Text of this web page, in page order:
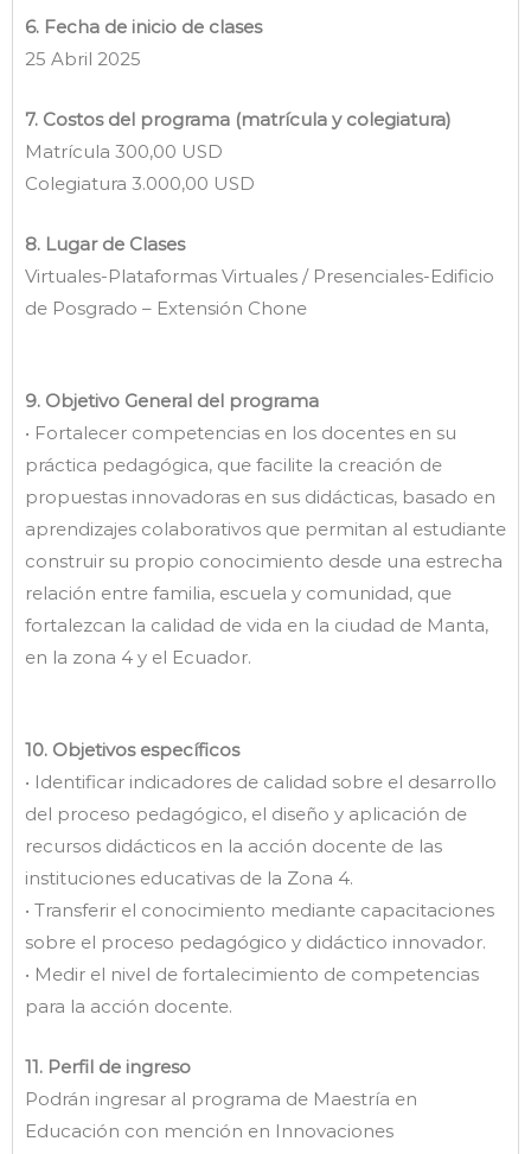
6. Fecha de inicio de clases
25 Abril 2025
7. Costos del programa (matrícula y colegiatura)
Matrícula 300,00 USD
Colegiatura 3.000,00 USD
8. Lugar de Clases
Virtuales-Plataformas Virtuales / Presenciales-Edificio
de Posgrado – Extensión Chone
9. Objetivo General del programa
• Fortalecer competencias en los docentes en su
práctica pedagógica, que facilite la creación de
propuestas innovadoras en sus didácticas, basado en
aprendizajes colaborativos que permitan al estudiante
construir su propio conocimiento desde una estrecha
relación entre familia, escuela y comunidad, que
fortalezcan la calidad de vida en la ciudad de Manta,
en la zona 4 y el Ecuador.
10. Objetivos específicos
• Identificar indicadores de calidad sobre el desarrollo
del proceso pedagógico, el diseño y aplicación de
recursos didácticos en la acción docente de las
instituciones educativas de la Zona 4.
• Transferir el conocimiento mediante capacitaciones
sobre el proceso pedagógico y didáctico innovador.
• Medir el nivel de fortalecimiento de competencias
para la acción docente.
11. Perfil de ingreso
Podrán ingresar al programa de Maestría en
Educación con mención en Innovaciones